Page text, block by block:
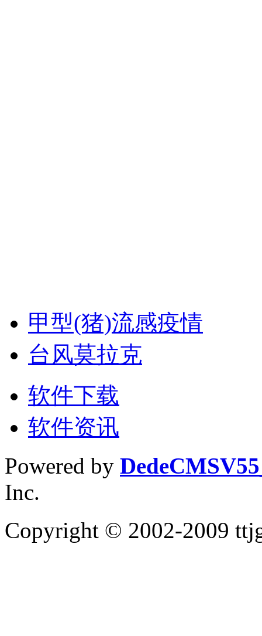
甲型(猪)流感疫情
台风莫拉克
软件下载
软件资讯
Powered by DedeCMS
Inc.
Copyright © 2002-2009